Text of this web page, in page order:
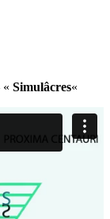
« Simulâcres«